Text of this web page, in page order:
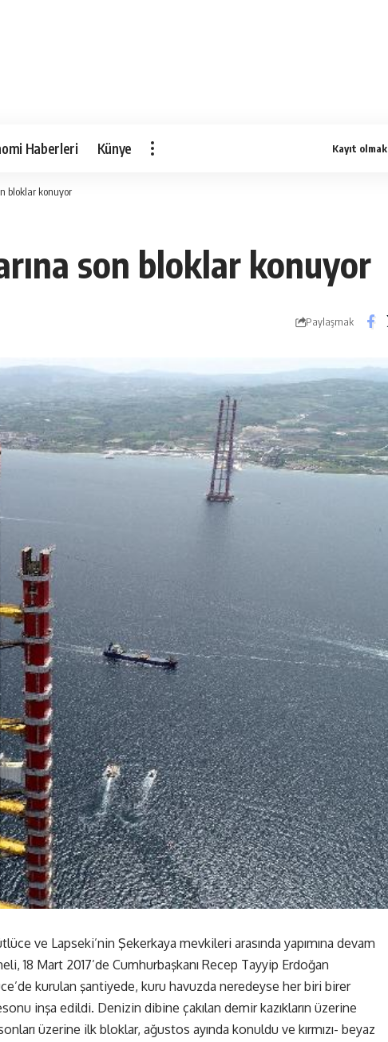
Haberleri Künye Kayıt olmak
bloklar konuyor
son bloklar konuyor
Paylaşmak
ve Lapseki’nin Şekerkaya mevkileri arasında yapımına devam
18 Mart 2017’de Cumhurbaşkanı Recep Tayyip Erdoğan
kurulan şantiyede, kuru havuzda neredeyse her biri birer
inşa edildi. Denizin dibine çakılan demir kazıkların üzerine
üzerine ilk bloklar, ağustos ayında konuldu ve kırmızı- beyaz